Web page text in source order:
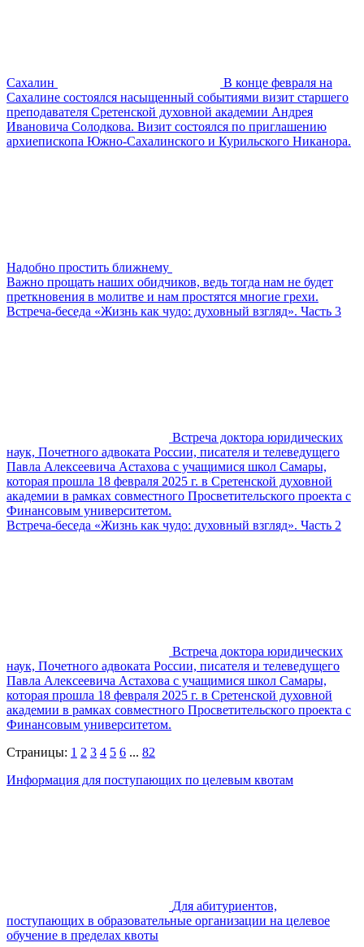
Сахалин
В конце февраля на
Сахалине состоялся насыщенный событиями визит старшего
преподавателя Сретенской духовной академии Андрея
Ивановича Солодкова. Визит состоялся по приглашению
архиепископа Южно-Сахалинского и Курильского Никанора.
Надобно простить ближнему
Важно прощать наших обидчиков, ведь тогда нам не будет
преткновения в молитве и нам простятся многие грехи.
Встреча-беседа «Жизнь как чудо: духовный взгляд». Часть 3
Встреча доктора юридических
наук, Почетного адвоката России, писателя и телеведущего
Павла Алексеевича Астахова с учащимися школ Самары,
которая прошла 18 февраля 2025 г. в Сретенской духовной
академии в рамках совместного Просветительского проекта с
Финансовым университетом.
Встреча-беседа «Жизнь как чудо: духовный взгляд». Часть 2
Встреча доктора юридических
наук, Почетного адвоката России, писателя и телеведущего
Павла Алексеевича Астахова с учащимися школ Самары,
которая прошла 18 февраля 2025 г. в Сретенской духовной
академии в рамках совместного Просветительского проекта с
Финансовым университетом.
Страницы: 1 2 3 4 5 6 ... 82
Информация для поступающих по целевым квотам
Для абитуриентов,
поступающих в образовательные организации на целевое
обучение в пределах квоты